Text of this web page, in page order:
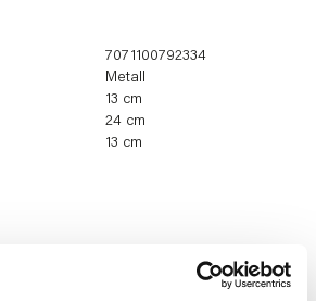
7071100792334
Metall
13 cm
24 cm
13 cm